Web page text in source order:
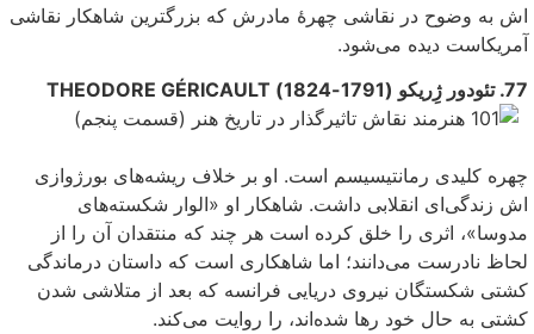
اش به وضوح در نقاشی چهرهٔ مادرش که بزرگترین شاهکار نقاشی
آمریکاست دیده می‌‌شود.
77. تئودور ژِریکو (1791-1824) THEODORE GÉRICAULT
چهره کلیدی رمانتیسیسم است. او بر خلاف ریشه‌های بورژوازی
اش زندگی‌ای انقلابی داشت. شاهکار او «الوار‌ شکسته‌های
مدوسا»، اثری را خلق کرده است هر چند که منتقدان آن را از
لحاظ نادرست می‌‌دانند؛ اما شاهکارى است که داستان درماندگی
کشتی شکستگان نیروی دریایی فرانسه که بعد از متلاشی شدن
کشتی به حال خود رها شده‌اند، را روایت مى‌کند.